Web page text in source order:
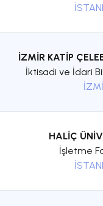
İZMİR KATİP
İktisadi ve İdari
HALİÇ
İşletme